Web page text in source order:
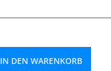
IN DEN WARENKORB